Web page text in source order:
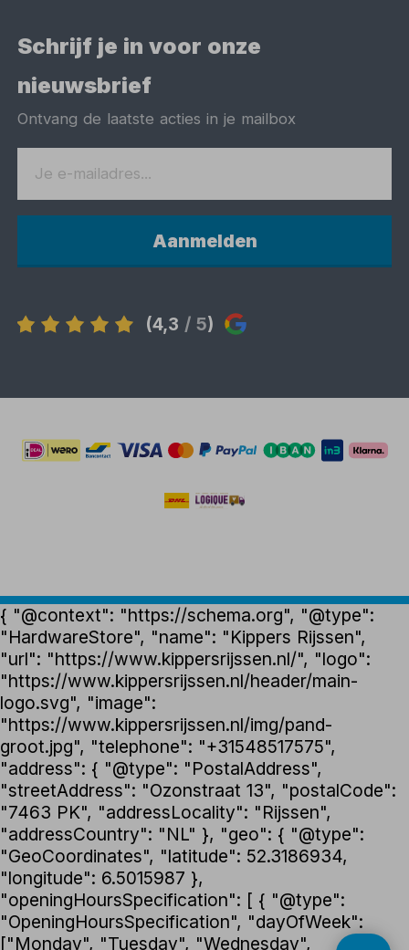
Schrijf je in voor onze
nieuwsbrief
Ontvang de laatste acties in je mailbox
Aanmelden
(4,3 / 5)
{ "@context": "https://schema.org", "@type":
"HardwareStore", "name": "Kippers Rijssen",
"url": "https://www.kippersrijssen.nl/", "logo":
"https://www.kippersrijssen.nl/header/main-
logo.svg", "image":
"https://www.kippersrijssen.nl/img/pand-
groot.jpg", "telephone": "+31548517575",
"address": { "@type": "PostalAddress",
"streetAddress": "Ozonstraat 13", "postalCode":
"7463 PK", "addressLocality": "Rijssen",
"addressCountry": "NL" }, "geo": { "@type":
"GeoCoordinates", "latitude": 52.3186934,
"longitude": 6.5015987 },
"openingHoursSpecification": [ { "@type":
"OpeningHoursSpecification", "dayOfWeek":
["Monday", "Tuesday", "Wednesday",